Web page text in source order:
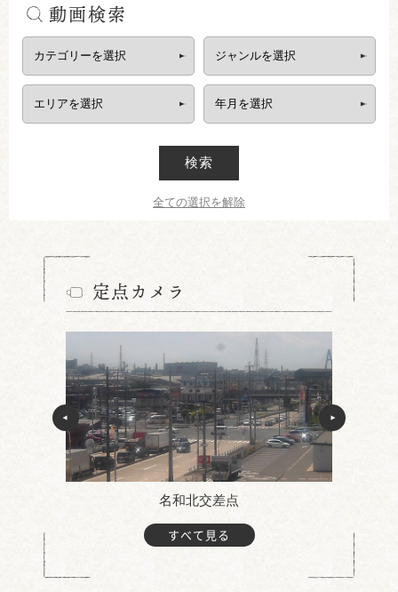
動画検索
検索
全ての選択を解除
定点カメラ
名和北交差点
すべて見る